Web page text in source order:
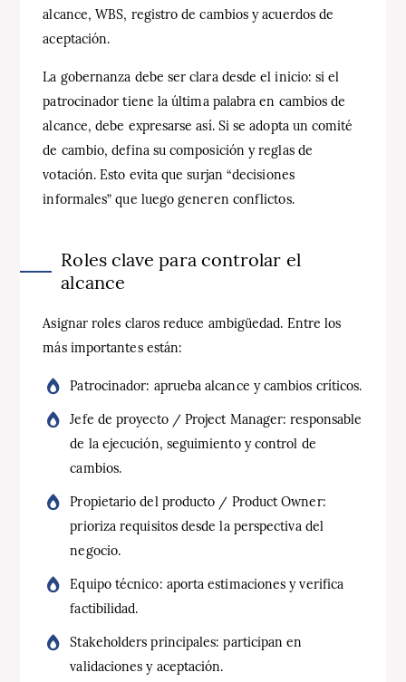
alcance, WBS, registro de cambios y acuerdos de
aceptación.
La gobernanza debe ser clara desde el inicio: si el
patrocinador tiene la última palabra en cambios de
alcance, debe expresarse así. Si se adopta un comité
de cambio, defina su composición y reglas de
votación. Esto evita que surjan “decisiones
informales” que luego generen conflictos.
Roles clave para controlar el
alcance
Asignar roles claros reduce ambigüedad. Entre los
más importantes están:
Patrocinador: aprueba alcance y cambios críticos.
Jefe de proyecto / Project Manager: responsable
de la ejecución, seguimiento y control de
cambios.
Propietario del producto / Product Owner:
prioriza requisitos desde la perspectiva del
negocio.
Equipo técnico: aporta estimaciones y verifica
factibilidad.
Stakeholders principales: participan en
validaciones y aceptación.